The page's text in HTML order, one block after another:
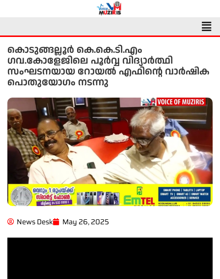
കൊടുങ്ങല്ലൂർ കെ.കെ.ടി.എം
ഗവ.കോളേജിലെ പൂർവ്വ വിദ്യാർത്ഥി
സംഘടനയായ റോയൽ എഫിന്റെ വാർഷിക
പൊതുയോഗം നടന്നു
News Desk May 26, 2025